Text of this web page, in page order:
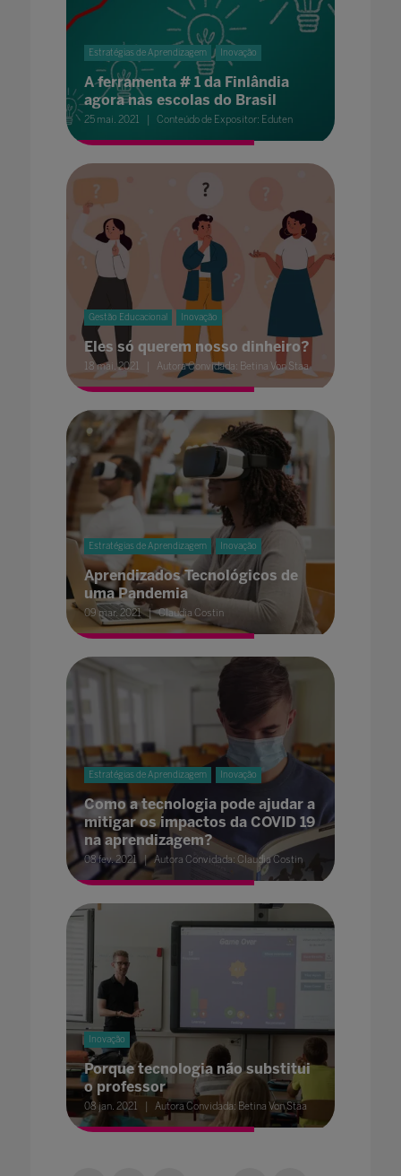
Estratégias de Aprendizagem Inovação
A ferramenta # 1 da Finlândia
agora nas escolas do Brasil
25 mai. 2021 Conteúdo de Expositor: Eduten
Gestão Educacional Inovação
Eles só querem nosso dinheiro?
18 mai. 2021 Autora Convidada: Betina Von Staa
Estratégias de Aprendizagem Inovação
Aprendizados Tecnológicos de
uma Pandemia
09 mar. 2021 Claudia Costin
Estratégias de Aprendizagem Inovação
Como a tecnologia pode ajudar a
mitigar os impactos da COVID 19
na aprendizagem?
08 fev. 2021 Autora Convidada: Claudia Costin
Inovação
Porque tecnologia não substitui
o professor
08 jan. 2021 Autora Convidada: Betina Von Staa